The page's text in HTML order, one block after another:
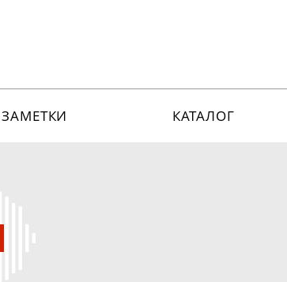
ЗАМЕТКИ КАТАЛОГ